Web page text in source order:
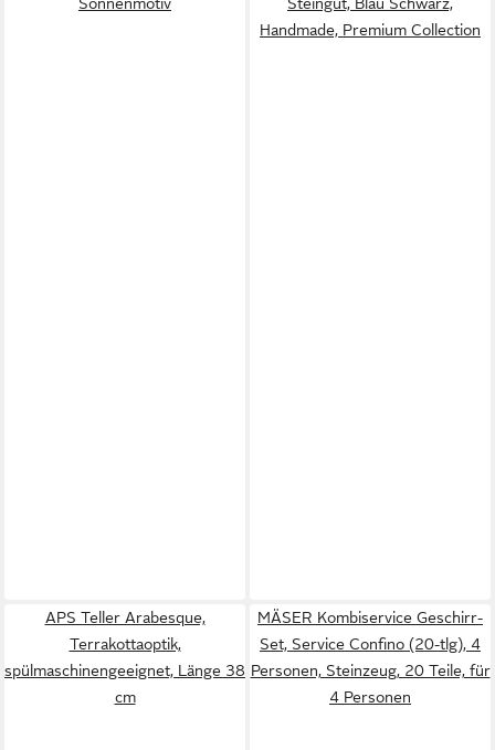
Handmade, Premium Collection
APS Teller Arabesque,
Terrakottaoptik,
spülmaschinengeeignet, Länge 38
cm
MÄSER Kombiservice Geschirr-
Set, Service Confino (20-tlg), 4
Personen, Steinzeug, 20 Teile, für
4 Personen